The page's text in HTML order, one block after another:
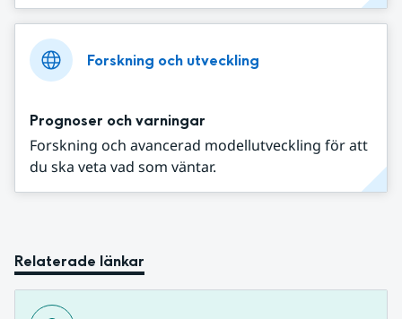
Forskning och utveckling
Prognoser och varningar
Forskning och avancerad modellutveckling för att
du ska veta vad som väntar.
Relaterade länkar